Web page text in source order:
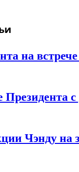
на
Президента
Чэнду на